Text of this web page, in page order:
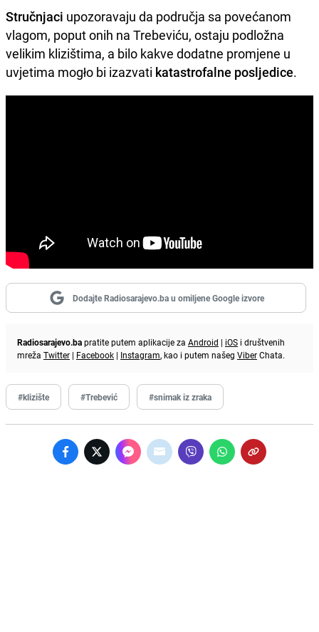
Stručnjaci upozoravaju da područja sa povećanom
vlagom, poput onih na Trebeviću, ostaju podložna
velikim klizištima, a bilo kakve dodatne promjene u
uvjetima mogło bi izazvati katastrofalne posljedice.
Dodajte Radiosarajevo.ba u omiljene Google izvore
Radiosarajevo.bapratite putem aplikacije za Android | iOS i društvenih
mreža Twitter | Facebook | Instagram, kao i putem našeg ViberChata.
#klizište #Trebević #snimak iz zraka